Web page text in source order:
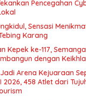
Pencegahan
Sensasi
Karang
Kepek ke-117,
dengan
Arena Kejuaraan
2026, 458 Atlet dari